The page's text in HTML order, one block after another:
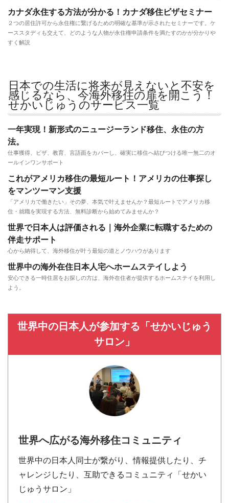
カナダ永住する方法が分かる！カナダ移住ビザセミナー
２つの居住許可から永住権に繋げるための明確な基準が示されたセミナーです。ケ
ーススタディも交えて、どのような人物が永住権申請条件を満たすのかが分かりや
すく解説
日本での生活に将来が見えないと不安を
感じるなら、今海外移住の扉を開こう！
せかいじゅうのサービス一覧
一年実現！新形式のニュージーランド移住、永住の方
法。
仕事獲得、ビザ、教育、言語面をカバーし、確実に移住へ結びつける唯一無二のオ
ールインワンサポート
これがアメリカ移住の最短ルート！アメリカの仕事探し
をマンツーマン支援
「アメリカで働きたい」その夢、本気で叶えませんか？最短ルートでアメリカ移
住・就職を実現する方法、無料診断から始めてみませんか？
世界で日本人は評価される｜海外企業に転職するための
伴走サポート
心から納得して、海外移住が叶う最短の道とノウハウがあります
世界中の海外在住日本人宅へホームステイしよう
安心できる一時住居をお探しの方は、海外在住者が提供するホームステイを利用し
よう。
世界中の日本人が参加する「せかいじゅう
サロン」
世界へ広がる海外移住コミュニティ
世界中の日本人同士が繋がり、情報提供したり、チ
ャレンジしたり、互助できるコミュニティ「せかい
じゅうサロン」